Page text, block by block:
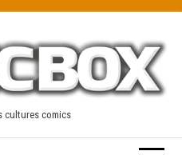
cultures comics